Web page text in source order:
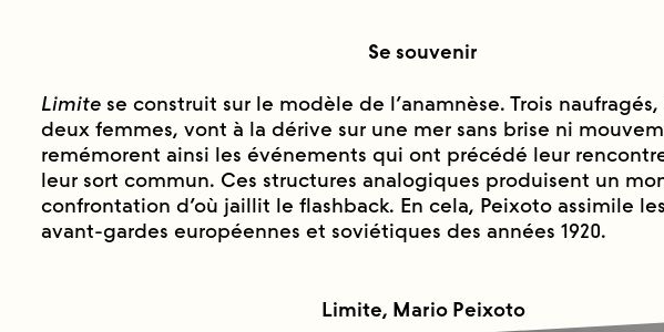
Se souvenir
Limitese construit sur le modèle de l’anamnèse. Trois
deux femmes, vont à la dérive sur une mer sans brise ni
remémorent ainsi les événements qui ont précédé leur
leur sort commun. Ces structures analogiques produisent un
confrontation d’où jaillit le flashback. En cela, Peixoto assimile
avant-gardes européennes et soviétiques des années 1920.
Limite, Mario Peixoto